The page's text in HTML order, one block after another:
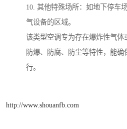
10. 其他特殊场所：如地下停车
气设备的区域。
该类型空调专为存在爆炸性气体
防爆、防腐、防尘等特性，能
行。
http://www.shouanfb.com